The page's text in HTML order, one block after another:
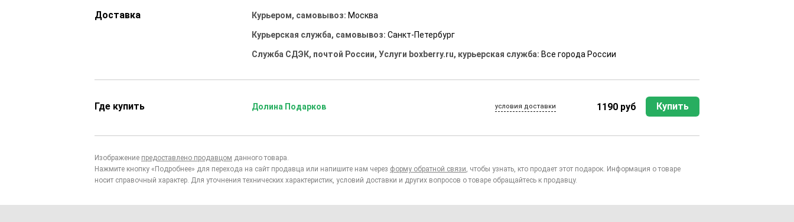
Доставка Курьером, самовывоз: Москва
Курьерская служба, самовывоз:Санкт-Петербург
Служба СДЭК, почтой России, Услуги boxberry.ru, курьерская служба: Все города России
Где купить Долина Подарков условия доставки 1190 руб Купить
Изображение предоставлено продавцом данного товара.
Нажмите кнопку «Подробнее» для перехода на сайт продавца или напишите нам через форму обратной связи, чтобы узнать, кто продает этот подарок. Информация о товаре
носит справочный характер. Для уточнения технических характеристик, условий доставки и других вопросов о товаре обращайтесь к продавцу.